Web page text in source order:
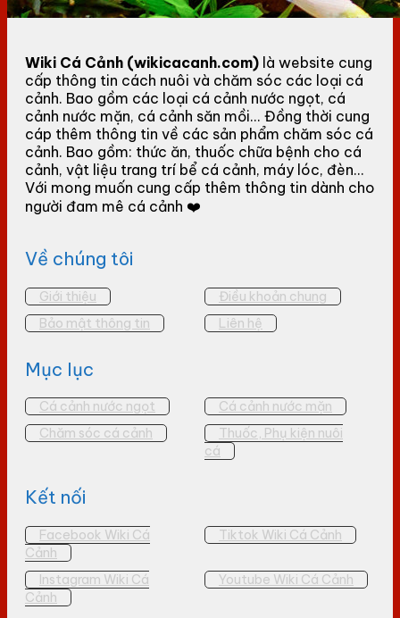
Wiki Cá Cảnh (wikicacanh.com) là website cung
cấp thông tin cách nuôi và chăm sóc các loại cá
cảnh. Bao gồm các loại cá cảnh nước ngọt, cá
cảnh nước mặn, cá cảnh săn mồi... Đồng thời cung
cáp thêm thông tin về các sản phẩm chăm sóc cá
cảnh. Bao gồm: thức ăn, thuốc chữa bệnh cho cá
cảnh, vật liệu trang trí bể cá cảnh, máy lóc, đèn...
Với mong muốn cung cấp thêm thông tin dành cho
người đam mê cá cảnh ❤️
Về chúng tôi
Giới thiệu
Điều khoản chung
Bảo mật thông tin
Liên hệ
Mục lục
Cá cảnh nước ngọt
Cá cảnh nước mặn
Chăm sóc cá cảnh
Thuốc, Phụ kiện nuôi
cá
Kết nối
Facebook Wiki Cá
Cảnh
Tiktok Wiki Cá Cảnh
Instagram Wiki Cá
Cảnh
Youtube Wiki Cá Cảnh